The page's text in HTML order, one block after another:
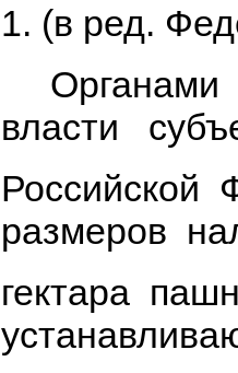
1. (в ред.
Органами
власти
Российской
размеров
гектара